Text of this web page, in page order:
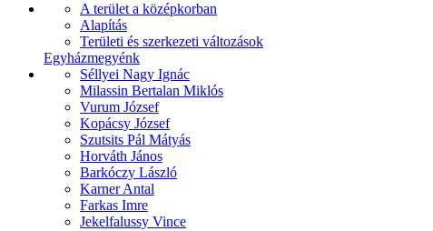
A terület a középkorban
Alapítás
Területi és szerkezeti változások
Egyházmegyénk
Séllyei Nagy Ignác
Milassin Bertalan Miklós
Vurum József
Kopácsy József
Szutsits Pál Mátyás
Horváth János
Barkóczy László
Karner Antal
Farkas Imre
Jekelfalussy Vince